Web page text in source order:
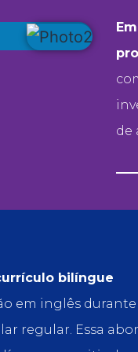
de
bilíngue
em inglês durante
regular. Essa